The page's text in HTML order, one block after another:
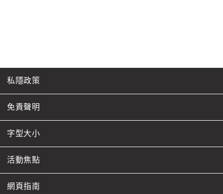
私隱政策
免責聲明
字型大小
活動焦點
網頁指南